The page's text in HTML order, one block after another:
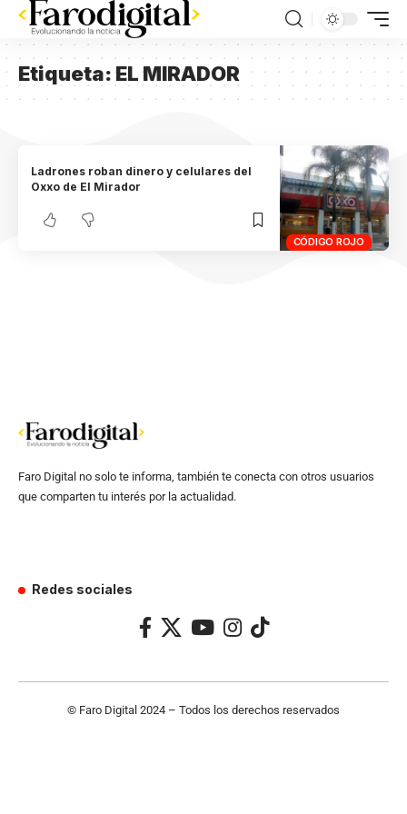
Etiqueta:EL MIRADOR
CÓDIGO ROJO
Ladrones roban dinero y celulares del
Oxxo de El Mirador
Faro Digital no solo te informa, también te conecta con otros usuarios
que comparten tu interés por la actualidad.
Redes sociales
© Faro Digital 2024 – Todos los derechos reservados